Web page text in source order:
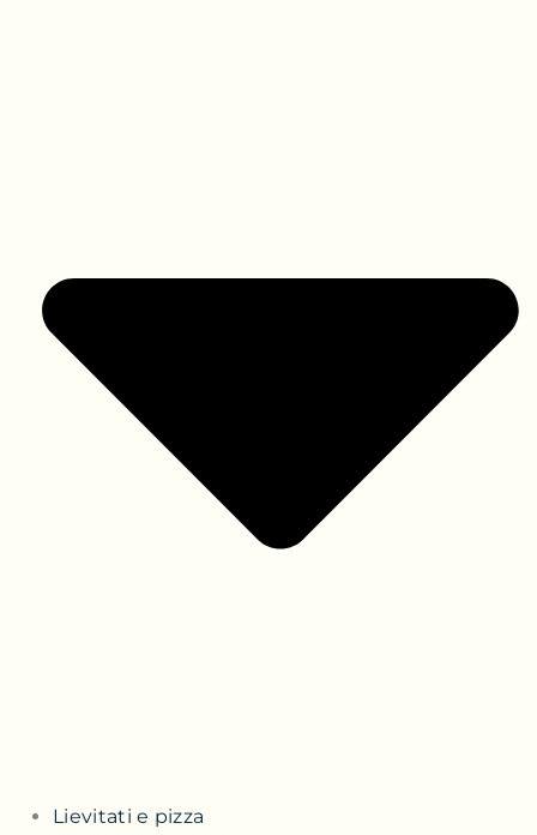
Lievitati e pizza